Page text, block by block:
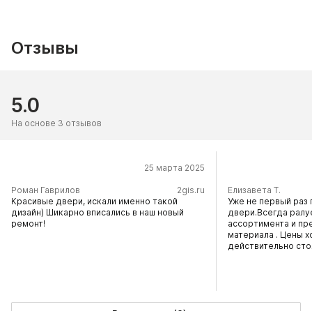
Отзывы
5.0
На основе 3 отзывов
25 марта 2025
​Роман Гаврилов
2gis.ru
Красивые двери, искали именно такой
дизайн) Шикарно вписались в наш новый
ремонт!
Елизавета Т.
Уже не первый раз
двери.Всегда
ассортимента и
материала . Цены
действительно